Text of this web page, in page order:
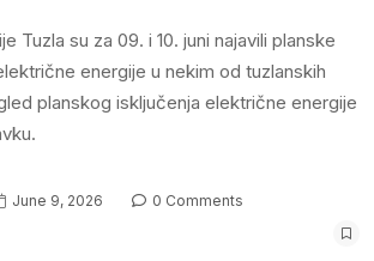
Tuzla su za 09. i 10. juni najavili planske
energije u nekim od tuzlanskih
planskog isključenja električne energije
June 9, 2026
0 Comments